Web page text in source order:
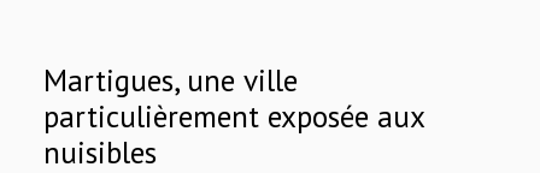
Martigues, une ville
particulièrement exposée aux
nuisibles